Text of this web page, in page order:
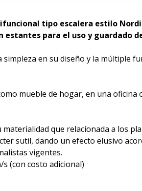
tipo escalera estilo
estantes para el uso y guardado
simpleza en su diseño y la múltiple
mueble de hogar, en una oficina
materialidad que relacionada a los
sutil, dando un efecto elusivo
vigentes.
(con costo adicional)